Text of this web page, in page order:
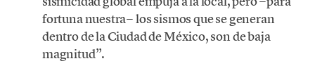
fortuna nuestra− los sismos que se generan
dentro de la Ciudad de México, son de baja
magnitud”.